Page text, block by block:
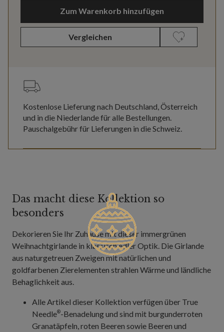
Zum Warenkorb hinzufügen
Vergleichen
Kostenlose Lieferung nach Deutschland, Österreich
und in die Niederlande für alle Bestellungen.
Pauschalgebühr für Lieferungen in die Schweiz.
Das macht diese Kollektion so
besonders
Dekorieren Sie Ihr Zuhause mit dieser immergrünen
Weihnachtgirlande in klassisch edler Optik. Die Girlande
aus naturgetreuen Zweigen mit natürlichen und
goldfarbenen Zierelementen strahlen Wärme und ländliche
Behaglichkeit aus.
Alle Artikel dieser Kollektion verfügen über True
Needle®-Benadelung und sind mit burgunderroten
Granatäpfeln, roten Beeren sowie Beeren und